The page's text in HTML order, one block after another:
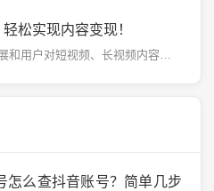
松实现内容变现！
近年来，随着互联网的飞速发展和用户对短视频、长视频内容需求的不断提升，越来越多的创作者选择加入视频创...
怎么查抖音账号？简单几步